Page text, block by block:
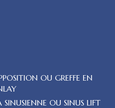
OU GREFFE EN
SINUSIENNE OU SINUS LIFT